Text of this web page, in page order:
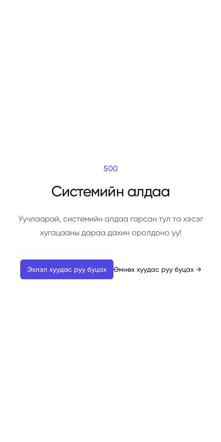
500
Системийн алдаа
Уучлаарай, системийн алдаа гарсан тул та хэсэг
хугацааны дараа дахин оролдоно уу!
Эхлэл хуудас руу буцах Өмнөх хуудас руу буцах →